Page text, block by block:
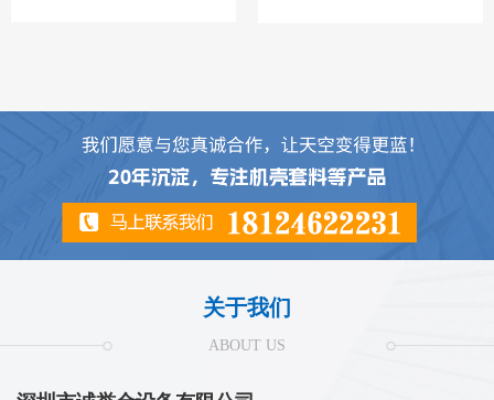
关于我们
ABOUT US